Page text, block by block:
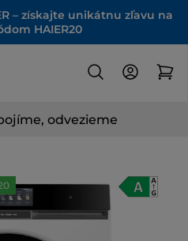
– získajte unikátnu zľavu na
HAIER20
odvezieme